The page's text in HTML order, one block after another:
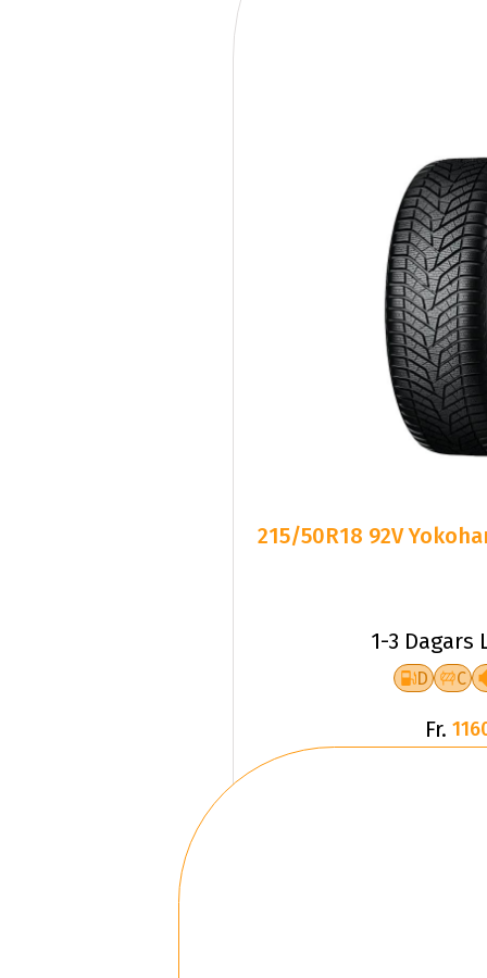
215/50R18 92V
1-3 Dagars
D C
Fr.